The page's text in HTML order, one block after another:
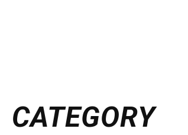
CATEGORY